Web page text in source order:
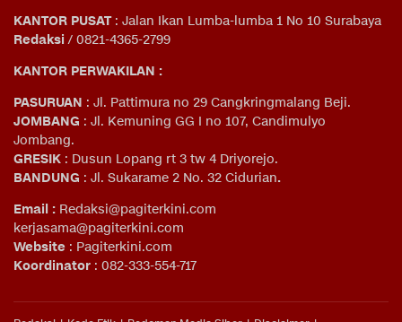
KANTOR PUSAT: Jalan Ikan Lumba-lumba 1 No 10 Surabaya
Redaksi / 0821-4365-2799
KANTOR PERWAKILAN :
PASURUAN : Jl. Pattimura no 29 Cangkringmalang Beji.
JOMBANG : Jl. Kemuning GG I no 107, Candimulyo
Jombang.
GRESIK : Dusun Lopang rt 3 tw 4 Driyorejo.
BANDUNG : Jl. Sukarame 2 No. 32 Cidurian.
Email : Redaksi@pagiterkini.com
kerjasama@pagiterkini.com
Website : Pagiterkini.com
Koordinator : 082-333-554-717